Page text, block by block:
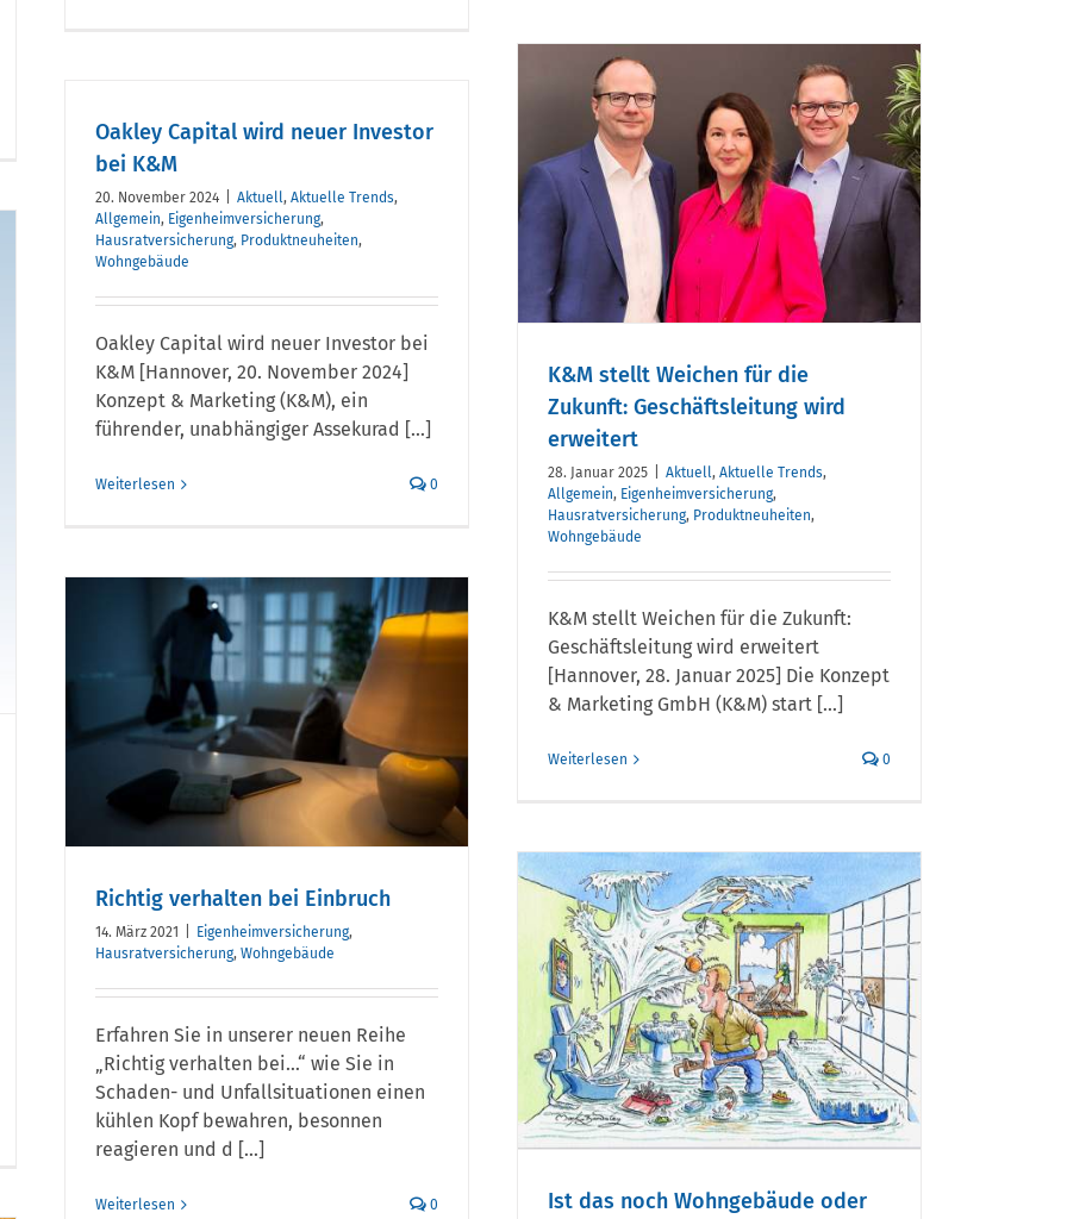
K&M stellt Weichen für
Geschäftsleitung wird
erweitert
K&M stellt Weichen für die
Zukunft: Geschäftsleitung wird
erweitert
28. Januar 2025 Aktuell, Aktuelle Trends,
Allgemein, Eigenheimversicherung,
Hausratversicherung, Produktneuheiten,
Wohngebäude
K&M stellt Weichen für die Zukunft:
Geschäftsleitung wird erweitert
[Hannover, 28. Januar 2025] Die Konzept
& Marketing GmbH (K&M) start [...]
Weiterlesen 0
Oakley Capital wird neuer Investor
bei K&M
20. November 2024 Aktuell, Aktuelle Trends,
Allgemein, Eigenheimversicherung,
Hausratversicherung, Produktneuheiten,
Wohngebäude
Oakley Capital wird neuer Investor bei
K&M [Hannover, 20. November 2024]
Konzept & Marketing (K&M), ein
führender, unabhängiger Assekurad [...]
Weiterlesen 0
Richtig verhalten bei Einbruch
14. März 2021 Eigenheimversicherung,
Hausratversicherung, Wohngebäude
Erfahren Sie in unserer neuen Reihe
„Richtig verhalten bei…“ wie Sie in
Schaden- und Unfallsituationen einen
kühlen Kopf bewahren, besonnen
reagieren und d [...]
Weiterlesen 0
Ist das noch
Wohngebäude oder
schon Hausrat? Warum
nicht einfach beides!
Ist das noch Wohngebäude oder